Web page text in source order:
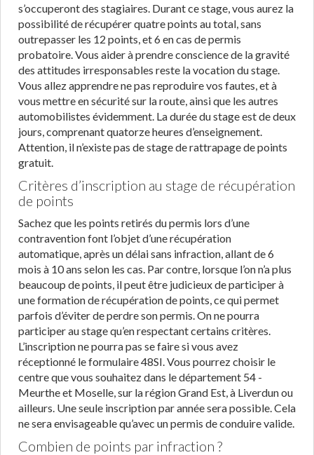
s’occuperont des stagiaires. Durant ce stage, vous aurez la
possibilité de récupérer quatre points au total, sans
outrepasser les 12 points, et 6 en cas de permis
probatoire. Vous aider à prendre conscience de la gravité
des attitudes irresponsables reste la vocation du stage.
Vous allez apprendre ne pas reproduire vos fautes, et à
vous mettre en sécurité sur la route, ainsi que les autres
automobilistes évidemment. La durée du stage est de deux
jours, comprenant quatorze heures d’enseignement.
Attention, il n’existe pas de stage de rattrapage de points
gratuit.
Critères d’inscription au stage de récupération
de points
Sachez que les points retirés du permis lors d’une
contravention font l’objet d’une récupération
automatique, après un délai sans infraction, allant de 6
mois à 10 ans selon les cas. Par contre, lorsque l’on n’a plus
beaucoup de points, il peut être judicieux de participer à
une formation de récupération de points, ce qui permet
parfois d’éviter de perdre son permis. On ne pourra
participer au stage qu’en respectant certains critères.
L’inscription ne pourra pas se faire si vous avez
réceptionné le formulaire 48SI. Vous pourrez choisir le
centre que vous souhaitez dans le département 54 -
Meurthe et Moselle, sur la région Grand Est, à Liverdun ou
ailleurs. Une seule inscription par année sera possible. Cela
ne sera envisageable qu’avec un permis de conduire valide.
Combien de points par infraction ?